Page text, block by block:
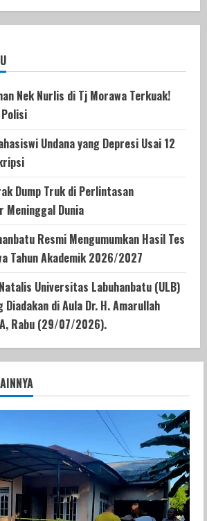
Nek Nurlis di Tj Morawa Terkuak!
Undana yang Depresi Usai 12
Dump Truk di Perlintasan
Meninggal Dunia
Resmi Mengumumkan Hasil Tes
Tahun Akademik 2026/2027
Universitas Labuhanbatu (ULB)
Diadakan di Aula Dr. H. Amarullah
Rabu (29/07/2026).